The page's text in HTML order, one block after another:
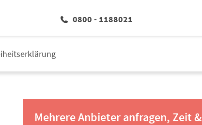
0800 - 1188021
Mehrere Anbieter anfragen, Zeit &